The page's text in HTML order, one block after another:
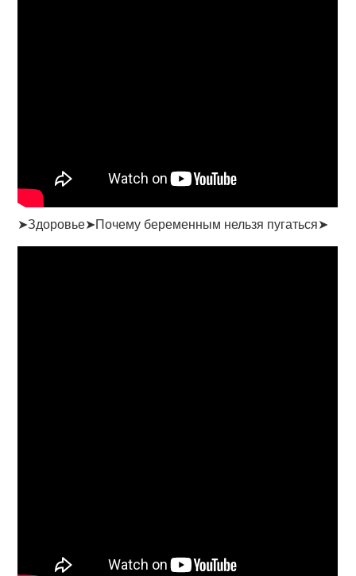
➤Здоровье➤Почему беременным нельзя пугаться➤